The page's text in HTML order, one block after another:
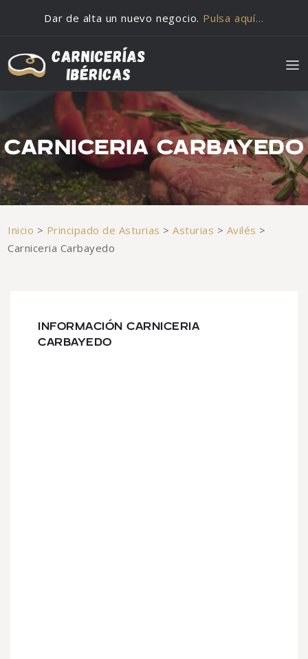
Dar de alta un nuevo negocio. Pulsa aquí…
CARNICERIA CARBAYEDO
Inicio > Principado de Asturias >Asturias > Avilés >
Carniceria Carbayedo
INFORMACIÓN CARNICERIA
CARBAYEDO